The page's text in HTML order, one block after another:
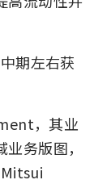
期左右获
，其业
务版图，